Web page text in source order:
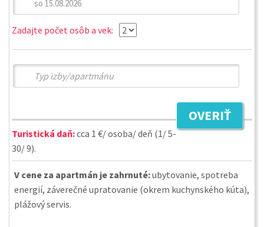
Zadajte počet osôb a vek:
OVERIŤ
Turistická daň:cca 1 €/ osoba/ deň (1/ 5-
30/ 9).
V cene za apartmán je zahrnuté:ubytovanie, spotreba
energií, záverečné upratovanie (okrem kuchynského kúta),
plážový servis.